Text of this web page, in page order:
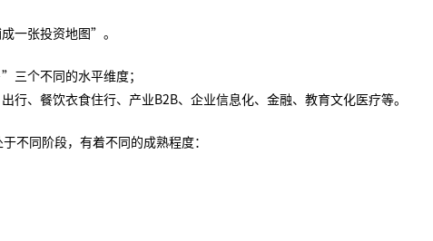
一张投资地图”。
个不同的水平维度；
行、餐饮衣食住行、产业B2B、企业信息化、金融、教育文化医疗等。
不同阶段，有着不同的成熟程度：